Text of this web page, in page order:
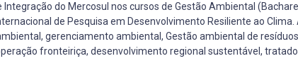
do Mercosul nos cursos de Gestão Ambiental
de Pesquisa em Desenvolvimento Resiliente ao
gerenciamento ambiental, Gestão ambiental de
fronteiriça, desenvolvimento regional sustentável,